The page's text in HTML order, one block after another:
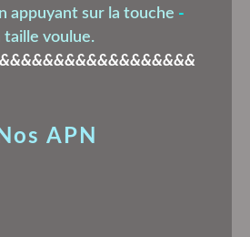
Nos APN
appuyant sur la touche -
taille voulue.